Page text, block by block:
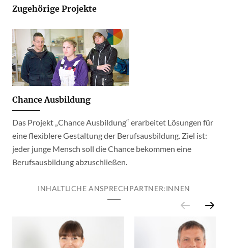
Zugehörige Projekte
Chance Ausbildung
Das Projekt „Chance Ausbildung“ erarbeitet Lösungen für
eine flexiblere Gestaltung der Berufsausbildung. Ziel ist:
jeder junge Mensch soll die Chance bekommen eine
Berufsausbildung abzuschließen.
INHALTLICHE ANSPRECHPARTNER:INNEN